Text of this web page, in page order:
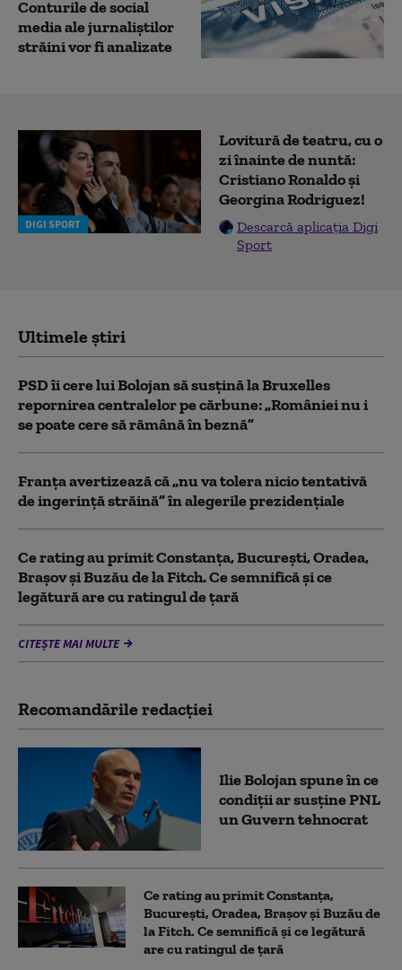
Conturile de social
media ale jurnaliștilor
străini vor fi analizate
DIGI SPORT
Lovitură de teatru, cu o
zi înainte de nuntă:
Cristiano Ronaldo și
Georgina Rodriguez!
Descarcă aplicația Digi
Sport
Ultimele știri
PSD îi cere lui Bolojan să susțină la Bruxelles
repornirea centralelor pe cărbune: „României nu i
se poate cere să rămână în beznă”
Franţa avertizează că „nu va tolera nicio tentativă
de ingerinţă străină” în alegerile prezidenţiale
Ce rating au primit Constanța, București, Oradea,
Brașov și Buzău de la Fitch. Ce semnifică și ce
legătură are cu ratingul de țară
CITEȘTE MAI MULTE
Recomandările redacţiei
Ilie Bolojan spune în ce
condiții ar susține PNL
un Guvern tehnocrat
Ce rating au primit Constanța,
București, Oradea, Brașov și Buzău de
la Fitch. Ce semnifică și ce legătură
are cu ratingul de țară